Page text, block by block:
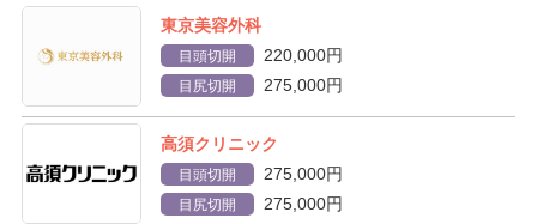
東京美容外科
目頭切開 220,000円
目尻切開 275,000円
高須クリニック
目頭切開 275,000円
目尻切開 275,000円